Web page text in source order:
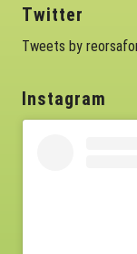
Twitter
Tweets by
Instagram